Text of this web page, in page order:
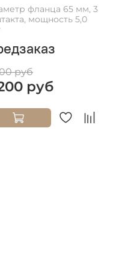
фланца 65 мм, 3
мощность 5,0
руб
руб